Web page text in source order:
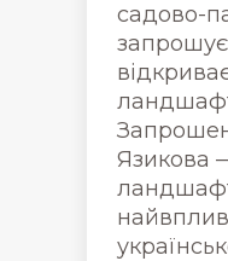
садово-
Язикова